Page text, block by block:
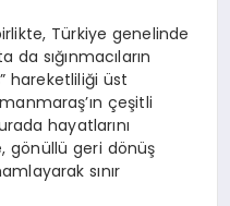
Türkiye genelinde
sığınmacıların
hareketliliği üst
çeşitli
hayatlarını
gönüllü geri dönüş
sınır